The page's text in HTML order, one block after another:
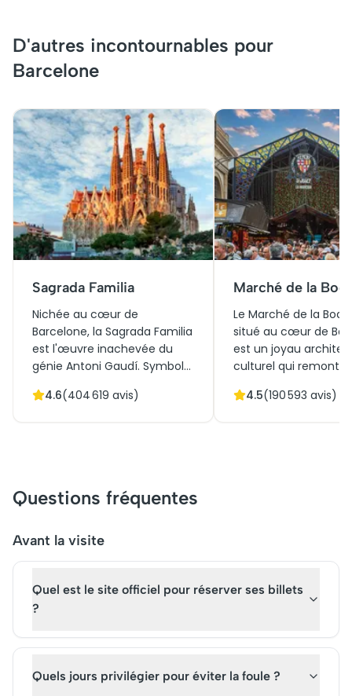
D'autres incontournables pour
Barcelone
Sagrada Familia
Nichée au cœur de
Barcelone, la Sagrada Familia
est l'œuvre inachevée du
génie Antoni Gaudí. Symbole
elle fascine par ses tours
entre nature et spiritualité,
sa lumière intérieure
billets pour la Sagrada
incontournable pour saisir
l'âme de la ville catalane.
4.6(404 619 avis)
Marché de la
Le Marché de la
situé au cœur de
est un joyau
culturel qui remonte
marché en plein air,
pour des visites
vibrantes.
4.5(190 593 avis)
Questions fréquentes
Avant la visite
Quel est le site officiel pour réserver ses billets
?
Quels jours privilégier pour éviter la foule ?